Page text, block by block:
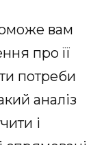
вам
про її
потреби
аналіз
і